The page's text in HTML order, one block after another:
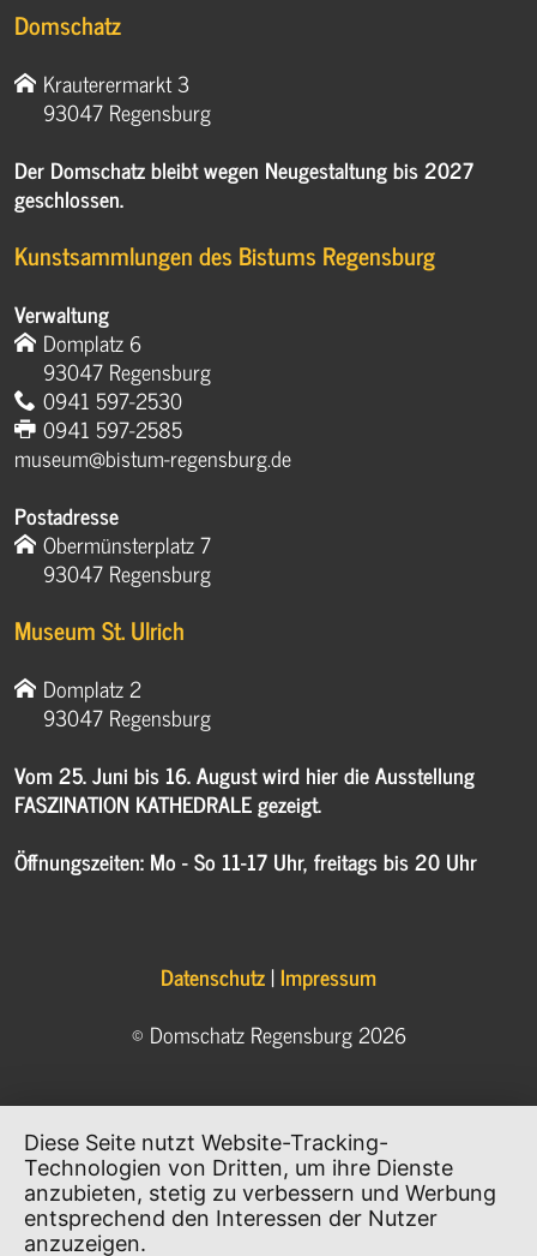
Domschatz
Krauterermarkt 3
93047 Regensburg
Der Domschatz bleibt wegen Neugestaltung bis 2027
geschlossen.
Kunstsammlungen des Bistums Regensburg
Verwaltung
Domplatz 6
93047 Regensburg
0941 597-2530
0941 597-2585
museum@bistum-regensburg.de
Postadresse
Obermünsterplatz 7
93047 Regensburg
Museum St. Ulrich
Domplatz 2
93047 Regensburg
Vom 25. Juni bis 16. August wird hier die Ausstellung
FASZINATION KATHEDRALE gezeigt.
Öffnungszeiten: Mo - So 11-17 Uhr, freitags bis 20 Uhr
Datenschutz|Impressum
© Domschatz Regensburg 2026
Diese Seite nutzt Website-Tracking-
Technologien von Dritten, um ihre Dienste
anzubieten, stetig zu verbessern und Werbung
entsprechend den Interessen der Nutzer
anzuzeigen.